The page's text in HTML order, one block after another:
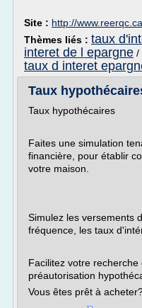
Site : http://www.reerqc.ca
Thèmes liés : taux
interet de l epargne /
taux d interet
Taux
Taux hypothécaires
Faites une simulation
financière, pour établir
votre maison.
Simulez les versements
fréquence, les taux
Facilitez votre
préautorisation
Vous êtes prêt à